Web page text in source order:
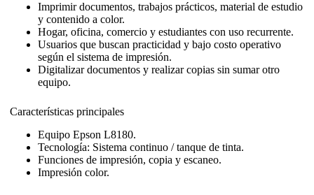
Imprimir documentos, trabajos prácticos, material de estudio
y contenido a color.
Hogar, oficina, comercio y estudiantes con uso recurrente.
Usuarios que buscan practicidad y bajo costo operativo
según el sistema de impresión.
Digitalizar documentos y realizar copias sin sumar otro
equipo.
Características principales
Equipo Epson L8180.
Tecnología: Sistema continuo / tanque de tinta.
Funciones de impresión, copia y escaneo.
Impresión color.